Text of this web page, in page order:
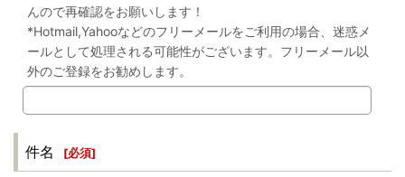
んので再確認をお願いします！
*Hotmail,Yahooなどのフリーメールをご利用の場合、迷惑メ
ールとして処理される可能性がございます。フリーメール以
外のご登録をお勧めします。
件名 [必須]